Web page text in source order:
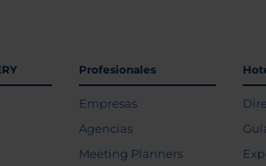
Profesionales
Empresas
Agencias
Meeting Planners